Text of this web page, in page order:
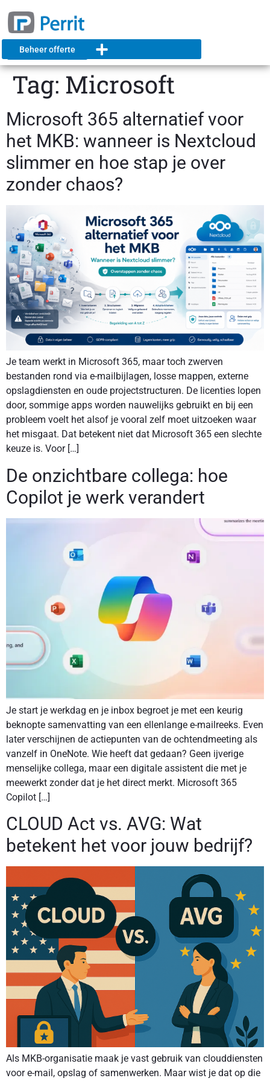
Beheer offerte
Tag: Microsoft
Microsoft 365 alternatief voor
het MKB: wanneer is Nextcloud
slimmer en hoe stap je over
zonder chaos?
Je team werkt in Microsoft 365, maar toch zwerven
bestanden rond via e-mailbijlagen, losse mappen, externe
opslagdiensten en oude projectstructuren. De licenties lopen
door, sommige apps worden nauwelijks gebruikt en bij een
probleem voelt het alsof je vooral zelf moet uitzoeken waar
het misgaat. Dat betekent niet dat Microsoft 365 een slechte
keuze is. Voor […]
De onzichtbare collega: hoe
Copilot je werk verandert
Je start je werkdag en je inbox begroet je met een keurig
beknopte samenvatting van een ellenlange e-mailreeks. Even
later verschijnen de actiepunten van de ochtendmeeting als
vanzelf in OneNote. Wie heeft dat gedaan? Geen ijverige
menselijke collega, maar een digitale assistent die met je
meewerkt zonder dat je het direct merkt. Microsoft 365
Copilot […]
CLOUD Act vs. AVG: Wat
betekent het voor jouw bedrijf?
Als MKB-organisatie maak je vast gebruik van clouddiensten
voor e-mail, opslag of samenwerken. Maar wist je dat op die